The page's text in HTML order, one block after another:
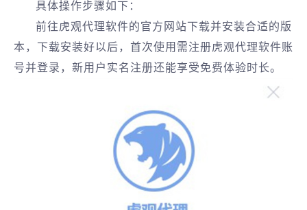
具体操作步骤如下：
前往虎观代理软件的官方网站下载并安装合适的版
本，下载安装好以后，首次使用需注册虎观代理软件账
号并登录，新用户实名注册还能享受免费体验时长。